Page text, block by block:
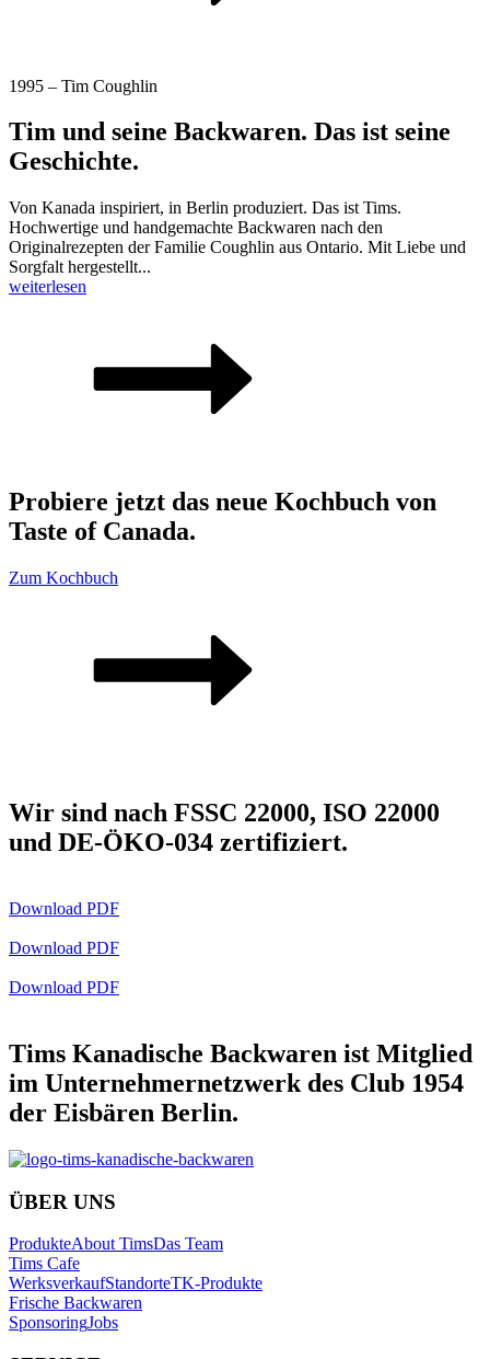
1995 – Tim Coughlin
Tim und seine Backwaren. Das ist seine
Geschichte.
Von Kanada inspiriert, in Berlin produziert. Das ist Tims.
Hochwertige und handgemachte Backwaren nach den
Originalrezepten der Familie Coughlin aus Ontario. Mit Liebe und
Sorgfalt hergestellt...
weiterlesen
Probiere jetzt das neue Kochbuch von
Taste of Canada.
Zum Kochbuch
Wir sind nach FSSC 22000, ISO 22000
und DE-ÖKO-034 zertifiziert.
Download PDF
Download PDF
Download PDF
Tims Kanadische Backwaren ist Mitglied
im Unternehmernetzwerk des Club 1954
der Eisbären Berlin.
ÜBER UNS
ProdukteAbout TimsDas Team
Tims Cafe
WerksverkaufStandorteTK-Produkte
Frische Backwaren
SponsoringJobs